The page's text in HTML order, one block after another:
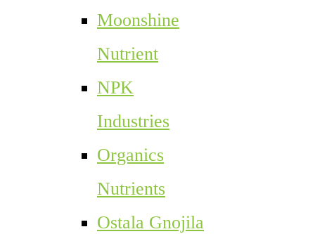
Moonshine
Nutrient
NPK
Industries
Organics
Nutrients
Ostala Gnojila